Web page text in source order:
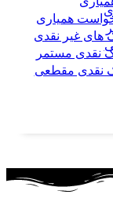
همیاری
های غیر نقدی
نقدی مستمر
نقدی مقطعی